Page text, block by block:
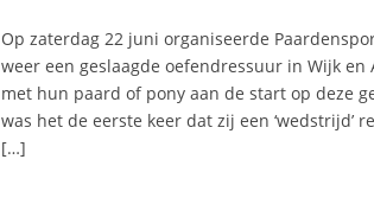
Op zaterdag 22 juni organiseerde
weer een geslaagde oefendressuur in Wijk
met hun paard of pony aan de start op deze
was het de eerste keer dat zij een ‘wedstrijd’
[…]